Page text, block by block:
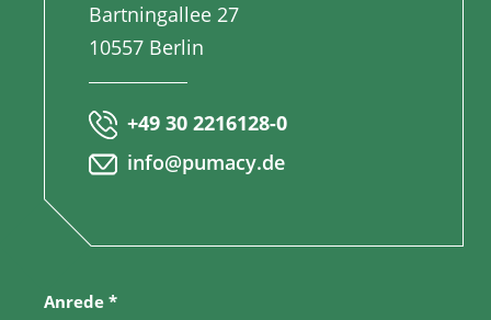
Bartningallee 27
10557 Berlin
+49 30 2216128-0
info@pumacy.de
Anrede *